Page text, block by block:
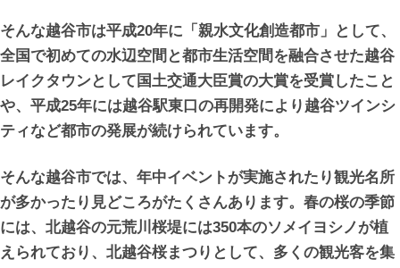
そんな越谷市は平成20年に「親水文化創造都市」として、
全国で初めての水辺空間と都市生活空間を融合させた越谷
レイクタウンとして国土交通大臣賞の大賞を受賞したこと
や、平成25年には越谷駅東口の再開発により越谷ツインシ
ティなど都市の発展が続けられています。
そんな越谷市では、年中イベントが実施されたり観光名所
が多かったり見どころがたくさんあります。春の桜の季節
には、北越谷の元荒川桜堤には350本のソメイヨシノが植
えられており、北越谷桜まつりとして、多くの観光客を集